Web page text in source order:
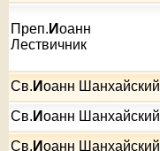
Преп. Иоанн
Лествичник
Св. Иоанн Шанхайский
Св. Иоанн Шанхайский
Св. Иоанн Шанхайский